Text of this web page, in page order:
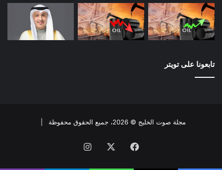
تابعونا على تويتر
مجلة صوت الخليج © 2026، جميع الحقوق محفوظة |
فيسبوك انستقرام